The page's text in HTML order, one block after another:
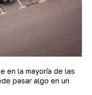
en la mayoría de las
pasar algo en un